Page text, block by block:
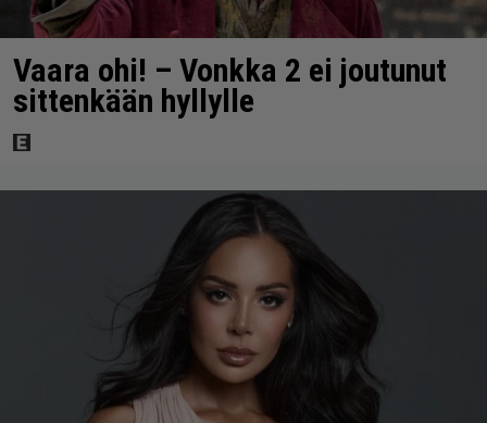
Vaara ohi! – Vonkka 2 ei joutunut
sittenkään hyllylle